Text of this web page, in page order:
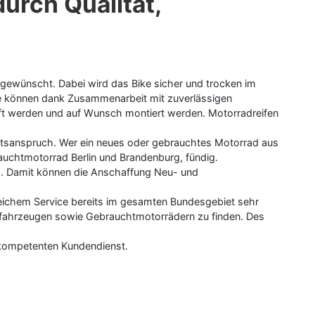
Dabei wird das Bike sicher und trocken im
dank Zusammenarbeit mit zuverlässigen
werden und auf Wunsch montiert werden. Motorradreifen
Wer ein neues oder gebrauchtes Motorrad aus
Berlin und Brandenburg, fündig.
Damit können die Anschaffung Neu- und
Service bereits im gesamten Bundesgebiet sehr
sowie Gebrauchtmotorrädern zu finden. Des
Kundendienst.